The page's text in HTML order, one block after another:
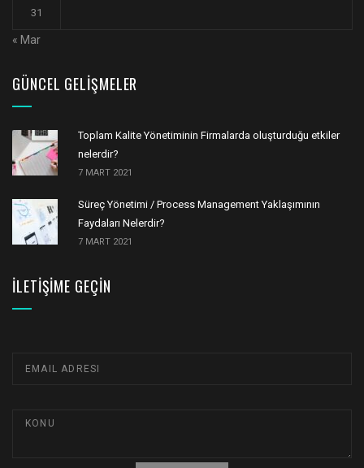
31
« Mar
GÜNCEL GELIŞMELER
Toplam Kalite Yönetiminin Firmalarda oluşturduğu etkiler
nelerdir?
7 MART 2021
Süreç Yönetimi / Process Management Yaklaşımının
Faydaları Nelerdir?
7 MART 2021
İLETIŞIME GEÇIN